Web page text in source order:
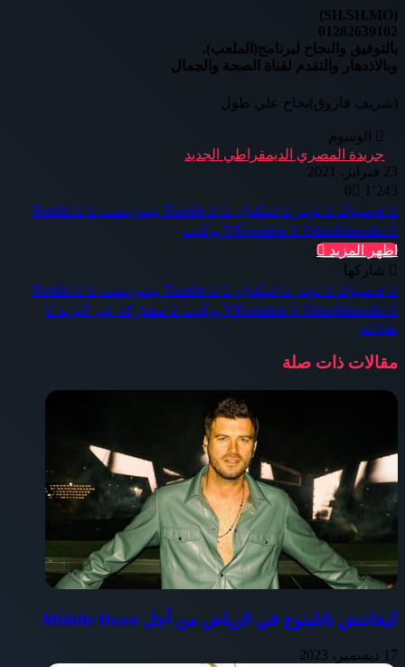
(SH.SH.MO)
01282639102
بالتوفيق والنجاح لبرنامج(الملعب).
وبالاذدهار والتقدم لقناة الصحة والجمال
(شريف فاروق)نجاح علي طول
الوسوم
جريدة المصري الديمقراطي الجديد
23 فبراير، 2021
0
1٬243
فيسبوك
تويتر لينكدإن بينتيريست
Odnoklassniki
بوكيت
اظهر المزيد
شاركها
فيسبوك
تويتر لينكدإن بينتيريست
Odnoklassniki بوكيت
مشاركة عبر البريد
طباعة
مقالات ذات صلة
كيفانتش تاتليتوج في الرياض من أجل Middle Beast
17 ديسمبر، 2023